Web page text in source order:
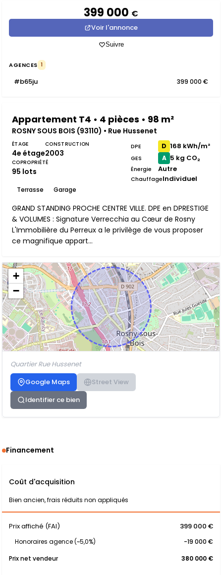
399 000 €
Voir l'annonce
Suivre
AGENCES 1
#b65ju 399 000 €
Appartement T4 • 4 pièces • 98 m²
ROSNY SOUS BOIS (93110) • Rue Hussenet
ÉTAGE
4e étage
CONSTRUCTION
2003
COPROPRIÉTÉ
95 lots
Terrasse Garage
DPE D 168 kWh/m²
GES A 5 kg CO₂
Énergie Autre
ChauffageIndividuel
GRAND STANDING PROCHE CENTRE VILLE. DPE en DPRESTIGE
& VOLUMES : Signature Verrecchia au Cœur de Rosny
L'Immobilière du Perreux a le privilège de vous proposer
ce magnifique appart...
+
−
Quartier Rue Hussenet
Google Maps
Street View
Identifier ce bien
Financement
Coût d'acquisition
Bien ancien, frais réduits non appliqués
Prix affiché (FAI) 399 000 €
Honoraires agence (~5,0%)
-19 000 €
Prix net vendeur
380 000 €